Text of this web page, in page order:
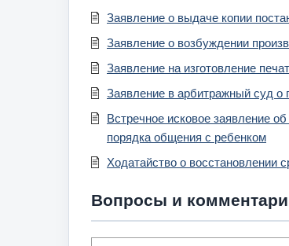
Заявление о выдаче копии
Заявление о возбуждении
Заявление на изготовление
Заявление в арбитражный суд о
Встречное исковое заявление
порядка общения с ребенком
Ходатайство о восстановлении
Вопросы и